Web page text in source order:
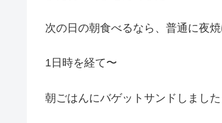
次の日の朝食べるなら、普通に夜
1日時を経て〜
朝ごはんにバゲットサンドしました